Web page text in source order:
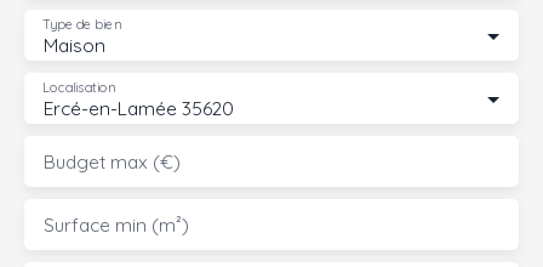
Maison
Type de bien
Ercé-en-Lamée 35620
Localisation
Budget max (€)
Surface min (m²)